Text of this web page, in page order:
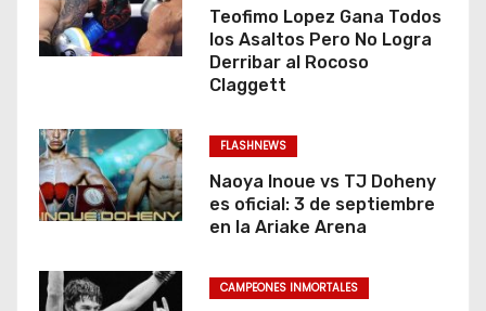
Teofimo Lopez Gana Todos
los Asaltos Pero No Logra
Derribar al Rocoso
Claggett
FLASHNEWS
Naoya Inoue vs TJ Doheny
es oficial: 3 de septiembre
en la Ariake Arena
CAMPEONES INMORTALES